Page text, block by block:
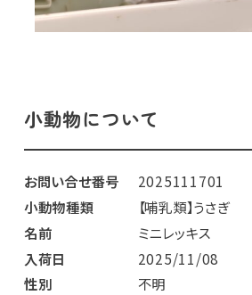
小動物について
お問い合せ番号
2025111701
小動物種類
【哺乳類】うさぎ
名前
ミニレッキス
入荷日
2025/11/08
性別
不明